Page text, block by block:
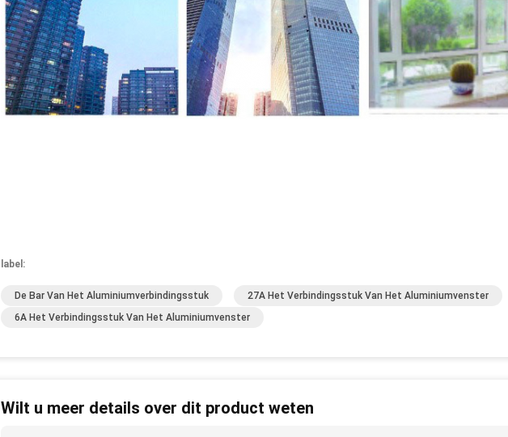
label:
De Bar Van Het Aluminiumverbindingsstuk
27A Het Verbindingsstuk Van Het Aluminiumvenster
6A Het Verbindingsstuk Van Het Aluminiumvenster
Wilt u meer details over dit product weten